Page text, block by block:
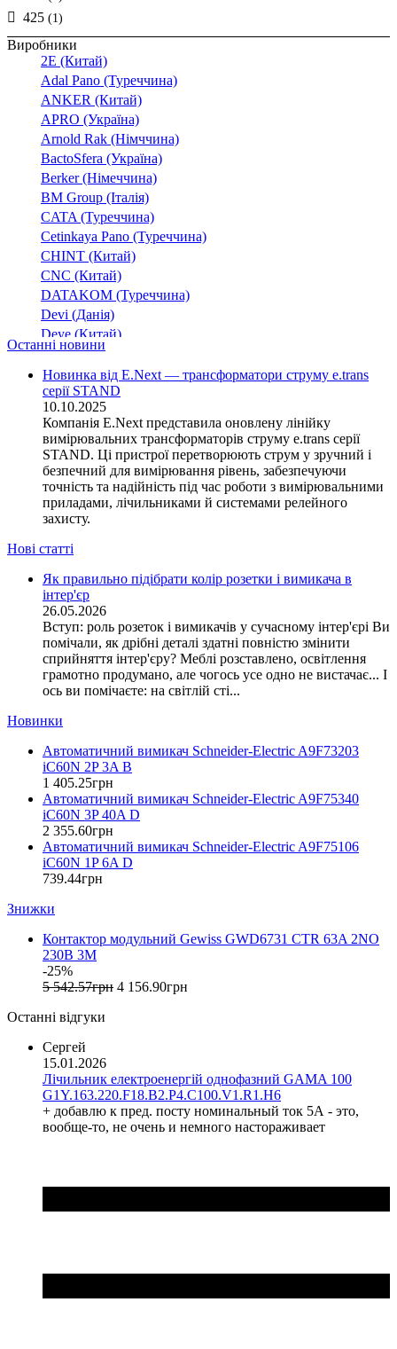
425 (1)
Виробники
2E (Китай)
Adal Pano (Туреччина)
ANKER (Китай)
APRO (Україна)
Arnold Rak (Німччина)
BactoSfera (Україна)
Berker (Німеччина)
BM Group (Італія)
CATA (Туреччина)
Cetinkaya Pano (Туреччина)
CHINT (Китай)
CNC (Китай)
DATAKOM (Туреччина)
Devi (Данія)
Deye (Китай)
DigiTop (Україна)
DKC (Україна)
Dyness (Китай)
E.NEXT (Україна)
EAE Electric
Eastron (Китай)
Eaton (США)
ElectrO (Україна)
Eleks (Україна)
Entes (Туреччина)
EON (Таїланд)
ETREL (Словенія)
Evrosvet (Україна)
Extherm (Німеччина)
F&F (Польща)
FRER (Італія)
FS (Україна)
GAMA (Україна)
GENERICA (Китай)
Gewiss (Італія)
Ginlong Solis (Китай)
GreenVision (Китай)
Hager (Німеччина)
Haupa (Німеччина)
HD Hyundai Electric (Корея)
Hemstedt (Німеччина)
Huawei (Китай)
IME (Італія)
Install Group (Україна)
IPmall (Україна)
JA SOLAR (Китай)
Jokari (Німеччина)
Katko (Фінляндія)
KNIPEX (Чехія)
Kolarz (Австрія)
Kopos (Чехія)
Legrand (Франція)
MAXUS (Китай)
NOARK
Останні новини
Новинка від E.Next — трансформатори струму e.trans
серії STAND
10.10.2025
Компанія E.Next представила оновлену лінійку
вимірювальних трансформаторів струму e.trans серії
STAND. Ці пристрої перетворюють струм у зручний і
безпечний для вимірювання рівень, забезпечуючи
точність та надійність під час роботи з вимірювальними
приладами, лічильниками й системами релейного
захисту.
Нові статті
Як правильно підібрати колір розетки і вимикача в
інтер'єр
26.05.2026
Вступ: роль розеток і вимикачів у сучасному інтер'єрі Ви
помічали, як дрібні деталі здатні повністю змінити
сприйняття інтер'єру? Меблі розставлено, освітлення
грамотно продумано, але чогось усе одно не вистачає... І
ось ви помічаєте: на світлій сті...
Новинки
Автоматичний вимикач Schneider-Electric A9F73203
iC60N 2P 3A B
1 405.25грн
Автоматичний вимикач Schneider-Electric A9F75340
iC60N 3P 40A D
2 355.60грн
Автоматичний вимикач Schneider-Electric A9F75106
iC60N 1P 6A D
739.44грн
Знижки
Контактор модульний Gewiss GWD6731 CTR 63A 2NO
230B 3M
-25%
5 542.57грн 4 156.90грн
Останні відгуки
Сергей
15.01.2026
Лічильник електроенергій однофазний GAMA 100
G1Y.163.220.F18.B2.P4.C100.V1.R1.H6
+ добавлю к пред. посту номинальный ток 5А - это,
вообще-то, не очень и немного настораживает